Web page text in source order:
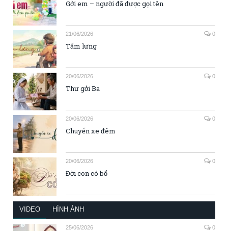
Gởi em – người đã được gọi tên
21/06/2026 0
Tấm lưng
20/06/2026 0
Thư gởi Ba
20/06/2026 0
Chuyến xe đêm
20/06/2026 0
Đời con có bố
VIDEO HÌNH ẢNH
25/06/2026 0